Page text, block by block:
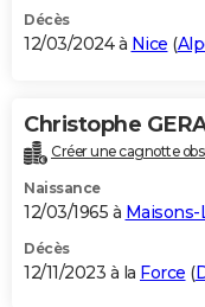
Décès
12/03/2024 à Nice (
Christophe
Créer une cagnotte
Naissance
12/03/1965 à
Décès
12/11/2023 à la Force (